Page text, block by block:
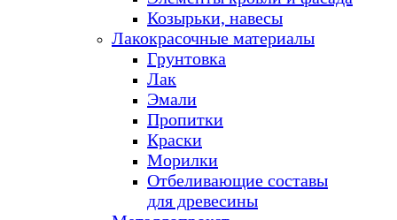
Козырьки, навесы
Лакокрасочные материалы
Грунтовка
Лак
Эмали
Пропитки
Краски
Морилки
Отбеливающие составы
для древесины